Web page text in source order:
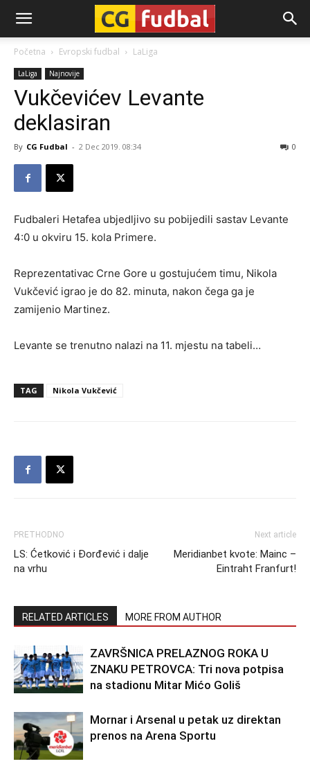
CG-
Fudbal
Početna Evropski fudbal LaLiga
LaLiga Najnovije
Vukčevićev Levante
deklasiran
By CG Fudbal - 2 Dec 2019. 08:34 0
Fudbaleri Hetafea ubjedljivo su pobijedili sastav Levante
4:0 u okviru 15. kola Primere.
Reprezentativac Crne Gore u gostujućem timu, Nikola
Vukčević igrao je do 82. minuta, nakon čega ga je
zamijenio Martinez.
Levante se trenutno nalazi na 11. mjestu na tabeli…
TAG Nikola Vukčević
PRETHODNO
LS: Ćetković i Đorđević i dalje
na vrhu
Next article
Meridianbet kvote: Mainc –
Eintraht Franfurt!
RELATED ARTICLES MORE FROM AUTHOR
ZAVRŠNICA PRELAZNOG ROKA U
ZNAKU PETROVCA: Tri nova potpisa
na stadionu Mitar Mićo Goliš
Mornar i Arsenal u petak uz direktan
prenos na Arena Sportu